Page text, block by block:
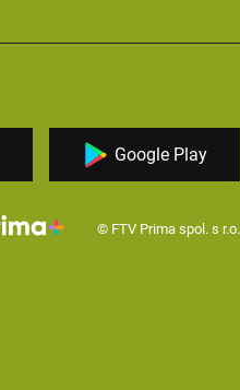
Google Play
© FTV Prima spol. s r.o.